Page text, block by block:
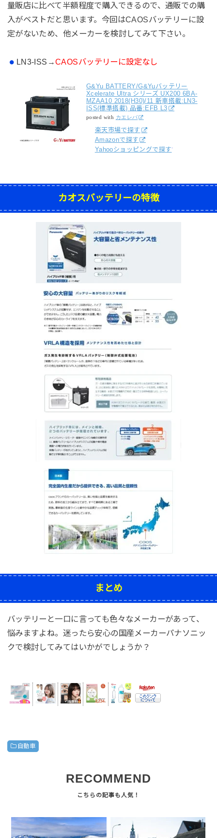
量販店に比べて半額程度で購入できるので、通販での購
入がベストだと思います。今回はCAOSバッテリーに設
定がないため、他メーカーを検討してみて下さい。
LN3-ISS →CAOSバッテリーに設定なし
G&Yu BATTERY/G&Yuバッテリー
Xcelerate Ultra シリーズ UX200 6BA-
MZAA10 2018(H30)/11 新車搭載:LN3-
ISS(標準搭載) 品番:EFB L3
posted with カエレバ
楽天市場で探す
Amazonで探す
Yahooショッピングで探す
カオスバッテリーの特徴
まとめ
バッテリーと一口に言っても色々なメーカーがあって、
悩みますよね。迷ったら安心の国産メーカーパナソニッ
クで検討してみてはいかがでしょうか？
自動車
RECOMMEND